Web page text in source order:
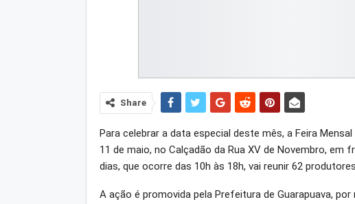
Share
Para celebrar a data especial deste mês, a Feira
11 de maio, no Calçadão da Rua XV de Novembro, em
dias, que ocorre das 10h às 18h, vai reunir 62
A ação é promovida pela Prefeitura de Guarapuava,